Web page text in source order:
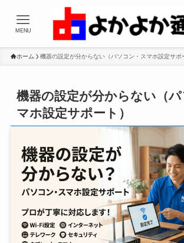
MENU
ホーム 機器の設定が分からない（パソコン・スマホ設定サポ
機器の設定が分からない（
マホ設定サポート）